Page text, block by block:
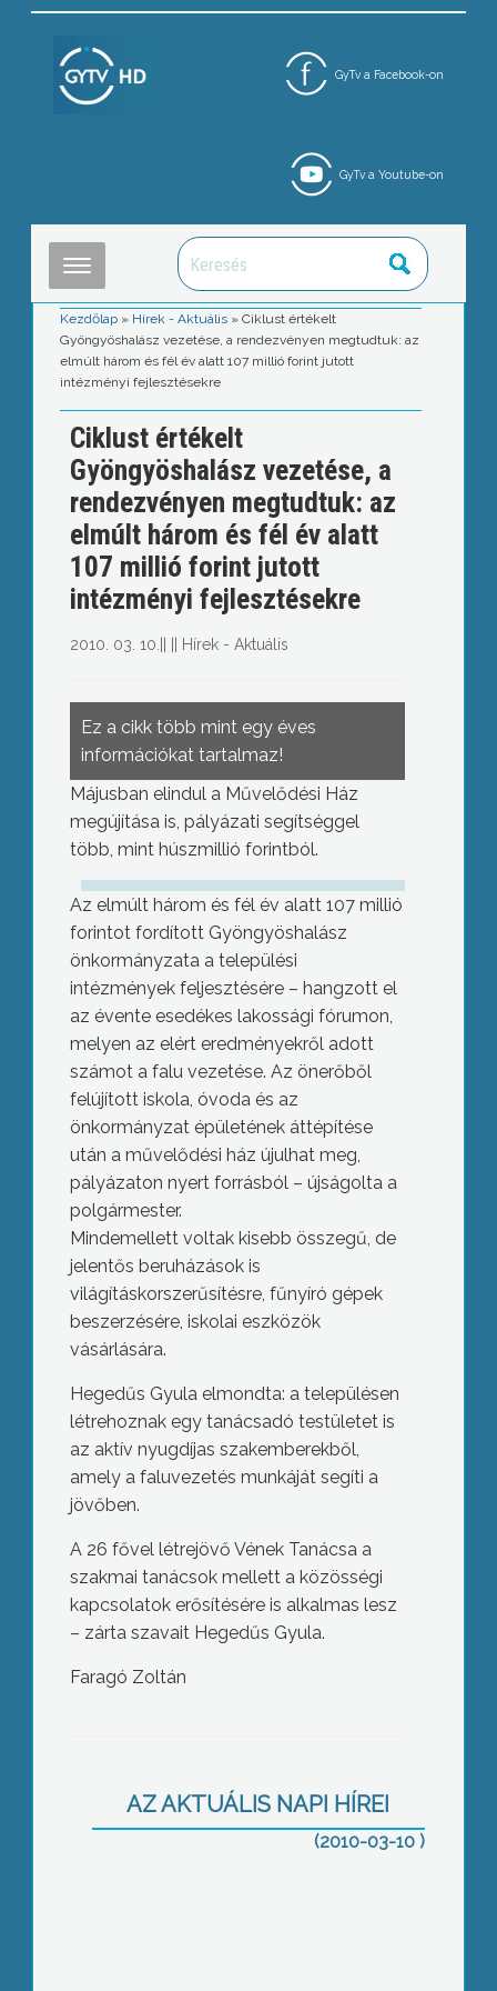
GyTv a Facebook-on
GyTv a Youtube-on
Kezdőlap » Hírek - Aktuális »Ciklust értékelt
Gyöngyöshalász vezetése, a rendezvényen megtudtuk: az
elmúlt három és fél év alatt 107 millió forint jutott
intézményi fejlesztésekre
Ciklust értékelt
Gyöngyöshalász vezetése, a
rendezvényen megtudtuk: az
elmúlt három és fél év alatt
107 millió forint jutott
intézményi fejlesztésekre
2010. 03. 10. Hírek - Aktuális
Ez a cikk több mint egy éves
információkat tartalmaz!
Májusban elindul a Művelődési Ház
megújítása is, pályázati segítséggel
több, mint húszmillió forintból.
Az elmúlt három és fél év alatt 107 millió
forintot fordított Gyöngyöshalász
önkormányzata a települési
intézmények feljesztésére – hangzott el
az évente esedékes lakossági fórumon,
melyen az elért eredményekről adott
számot a falu vezetése. Az önerőből
felújított iskola, óvoda és az
önkormányzat épületének áttépítése
után a művelődési ház újulhat meg,
pályázaton nyert forrásból – újságolta a
polgármester.
Mindemellett voltak kisebb összegű, de
jelentős beruházások is
világításkorszerűsítésre, fűnyíró gépek
beszerzésére, iskolai eszközök
vásárlására.
Hegedűs Gyula elmondta: a településen
létrehoznak egy tanácsadó testületet is
az aktív nyugdíjas szakemberekből,
amely a faluvezetés munkáját segíti a
jövőben.
A 26 fővel létrejövő Vének Tanácsa a
szakmai tanácsok mellett a közösségi
kapcsolatok erősítésére is alkalmas lesz
– zárta szavait Hegedűs Gyula.
Faragó Zoltán
AZ AKTUÁLIS NAPI HÍREI
(2010-03-10 )